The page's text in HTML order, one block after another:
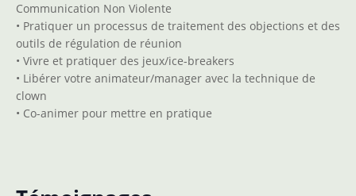
Communication Non Violente
• Pratiquer un processus de traitement des objections et des
outils de régulation de réunion
• Vivre et pratiquer des jeux/ice-breakers
• Libérer votre animateur/manager avec la technique de
clown
• Co-animer pour mettre en pratique